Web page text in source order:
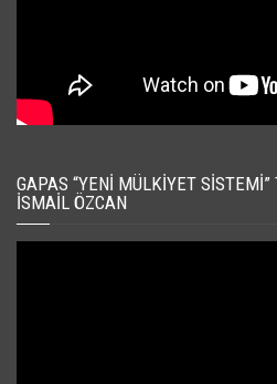
GAPAS “YENI MÜLKIYET
İSMAIL ÖZCAN